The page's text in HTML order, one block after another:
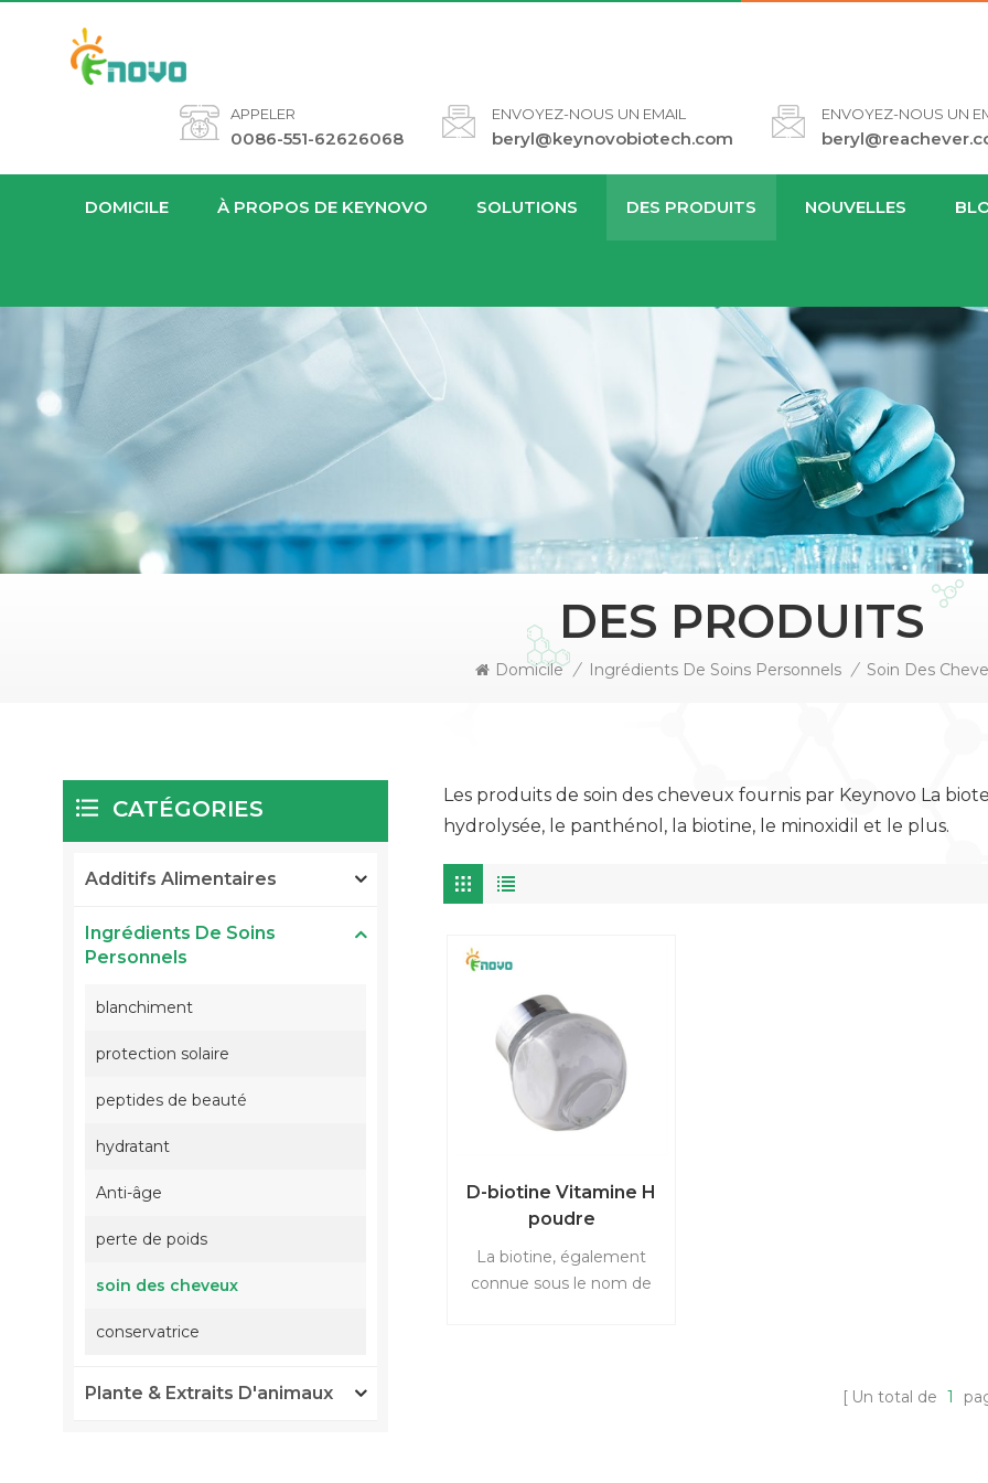
APPELER
0086-551-62626068
ENVOYEZ-NOUS UN EMAIL
beryl@keynovobiotech.com
ENVOYEZ-NOUS UN
DOMICILE À PROPOS DE KEYNOVO SOLUTIONS DES PRODUITS NOUVELLES
DES PRODUITS
Domicile / Ingrédients De Soins Personnels / Soin Des
Les produits de soin des cheveux fournis par Keynovo La
hydrolysée, le panthénol, la biotine, le minoxidil et le plus.
D-biotine Vitamine H
poudre
La biotine, également
connue sous le nom de
Un total de 1
CATÉGORIES
Additifs Alimentaires
Ingrédients De Soins
Personnels
blanchiment
protection solaire
peptides de beauté
hydratant
Anti-âge
perte de poids
soin des cheveux
conservatrice
Plante & Extraits D'animaux